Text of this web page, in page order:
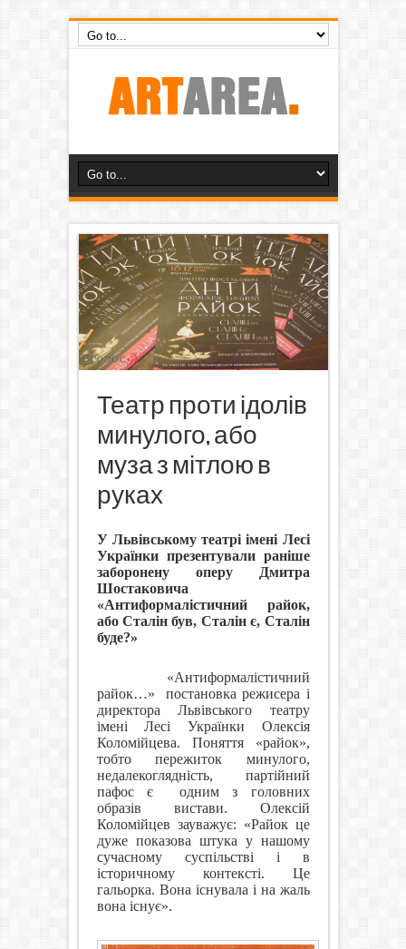
Театр проти ідолів
минулого, або
муза з мітлою в
руках
У Львівському театрі імені Лесі
Українки презентували раніше
заборонену оперу Дмитра
Шостаковича
«Антиформалістичний райок,
або Сталін був, Сталін є, Сталін
буде?»
«Антиформалістичний
райок…»
постановка режисера і
директора Львівського театру
імені Лесі Українки Олексія
Коломійцева. Поняття «райок»,
тобто пережиток минулого,
недалекоглядність, партійний
пафос є
одним з головних
образів вистави. Олексій
Коломійцев зауважує: «Райок це
дуже показова штука у нашому
сучасному суспільстві і в
історичному контексті. Це
гальорка. Вона існувала і на жаль
вона існує».